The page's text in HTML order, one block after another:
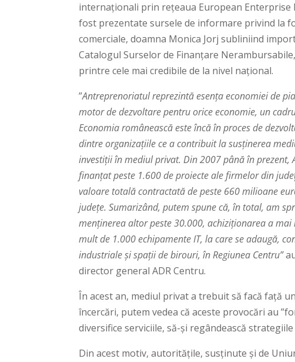
internaționali prin rețeaua European Enterprise
fost prezentate sursele de informare privind la
comerciale, doamna Monica Jorj subliniind
Catalogul Surselor de Finanțare
printre cele mai credibile de la nivel național.
”Antreprenoriatul reprezintă esenţa economiei de
motor de dezvoltare pentru orice economie, un
Economia românească este încă în proces de
dintre organizațiile ce a contribuit la susținerea
investiții în mediul privat. Din 2007 până în prezent,
finanțat peste 1.600 de proiecte ale firmelor din
valoare totală contractată de peste 660 milioane
județe. Sumarizând, putem spune că, în total, am
menținerea altor peste 30.000, achiziționarea a
mult de 1.000 echipamente IT, la care se adaugă,
industriale și spații de birouri, în Regiunea Centru”
director general ADR Centru.
În acest an, mediul privat a trebuit să facă față
încercări, putem vedea că aceste provocări au
diversifice serviciile, să-și regândească
Din acest motiv, autoritățile, susținute și de